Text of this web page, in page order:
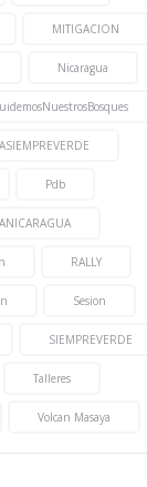
MITIGACION
Nicaragua
Pdb
RALLY
Sesion
SIEMPREVERDE
Talleres
Volcan Masaya